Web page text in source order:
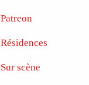
Patreon
Résidences
Sur scène